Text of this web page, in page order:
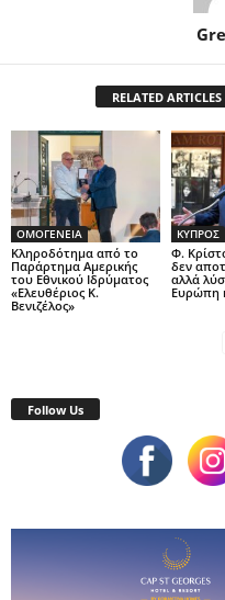
RELATED ARTICLES
ΟΜΟΓΕΝΕΙΑ
Κληροδότημα από το
Παράρτημα Αμερικής
του Εθνικού Ιδρύματος
«Ελευθέριος Κ.
Βενιζέλος»
ΚΥΠΡΟΣ
Φ.
δεν
αλλά
Ευρώπη
Follow Us